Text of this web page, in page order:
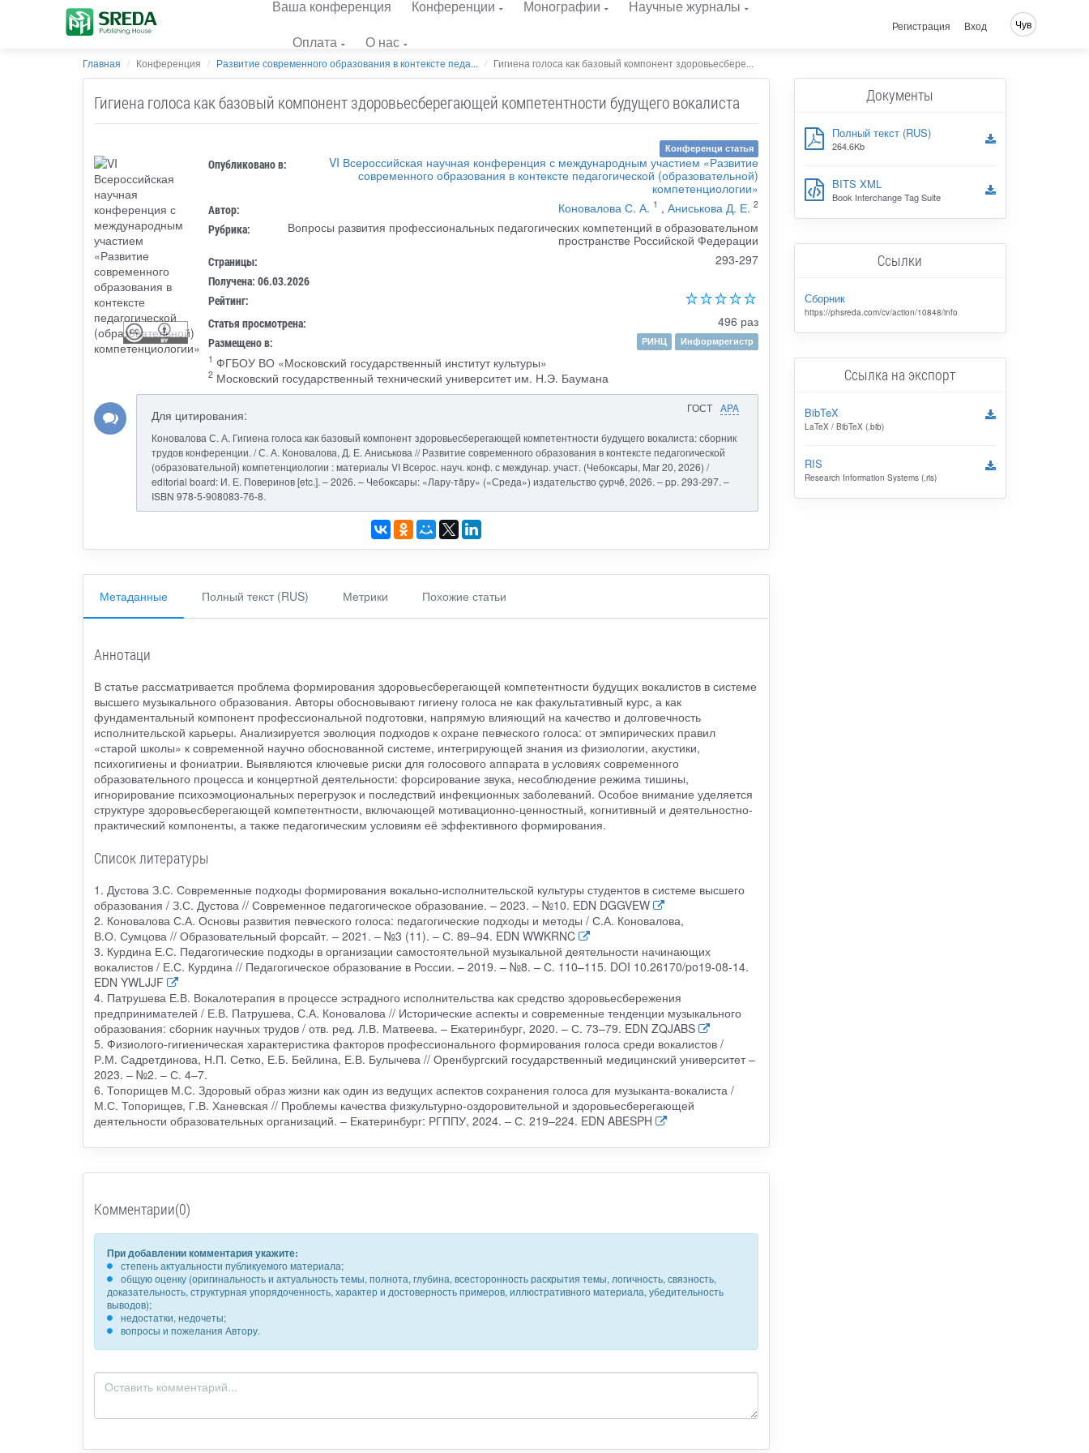
Ваша конференция Конференции Монографии
Научные журналы
Оплата
О нас
Регистрация Вход Чув
Главная Конференция Развитие современного образования в контексте педа... Гигиена голоса как базовый компонент здоровьесбере...
Гигиена голоса как базовый компонент здоровьесберегающей компетентности будущего вокалиста
Конференци статья
Опубликовано в:
VI Всероссийская научная конференция с международным участием «Развитие
современного образования в контексте педагогической (образовательной)
компетенциологии»
Автор: Коновалова С. А. 1 , Аниськова Д. Е. 2
Рубрика:
Вопросы развития профессиональных педагогических компетенций в образовательном
пространстве Российской Федерации
Страницы: 293-297
Получена: 06.03.2026
Рейтинг:
Статья просмотрена:
496 раз
Размещено в: РИНЦ
Информрегистр
1 ФГБОУ ВО «Московский государственный институт культуры»
2 Московский государственный технический университет им. Н.Э. Баумана
ГОСТ APA
Для цитирования:
Коновалова С. А. Гигиена голоса как базовый компонент здоровьесберегающей компетентности будущего вокалиста: сборник
трудов конференции. / С. А. Коновалова, Д. Е. Аниськова // Развитие современного образования в контексте педагогической
(образовательной) компетенциологии : материалы VI Всерос. науч. конф. с междунар. участ. (Чебоксары, Mar 20, 2026) /
editorial board: И. Е. Поверинов [etc.]. – 2026. – Чебоксары: «Лару-тăру» («Среда») издательство çурчě, 2026. – pp. 293-297. –
ISBN 978-5-908083-76-8.
Метаданные Полный текст (RUS) Метрики Похожие статьи
Аннотаци
В статье рассматривается проблема формирования здоровьесберегающей компетентности будущих вокалистов в системе
высшего музыкального образования. Авторы обосновывают гигиену голоса не как факультативный курс, а как
фундаментальный компонент профессиональной подготовки, напрямую влияющий на качество и долговечность
исполнительской карьеры. Анализируется эволюция подходов к охране певческого голоса: от эмпирических правил
«старой школы» к современной научно обоснованной системе, интегрирующей знания из физиологии, акустики,
психогигиены и фониатрии. Выявляются ключевые риски для голосового аппарата в условиях современного
образовательного процесса и концертной деятельности: форсирование звука, несоблюдение режима тишины,
игнорирование психоэмоциональных перегрузок и последствий инфекционных заболеваний. Особое внимание уделяется
структуре здоровьесберегающей компетентности, включающей мотивационно-ценностный, когнитивный и деятельностно-
практический компоненты, а также педагогическим условиям её эффективного формирования.
Список литературы
1. Дустова З.С. Современные подходы формирования вокально-исполнительской культуры студентов в системе высшего
образования / З.С. Дустова // Современное педагогическое образование. – 2023. – №10. EDN DGGVEW
2. Коновалова С.А. Основы развития певческого голоса: педагогические подходы и методы / С.А. Коновалова,
В.О. Сумцова // Образовательный форсайт. – 2021. – №3 (11). – С. 89–94. EDN WWKRNC
3. Курдина Е.С. Педагогические подходы в организации самостоятельной музыкальной деятельности начинающих
вокалистов / Е.С. Курдина // Педагогическое образование в России. – 2019. – №8. – С. 110–115. DOI 10.26170/po19-08-14.
EDN YWLJJF
4. Патрушева Е.В. Вокалотерапия в процессе эстрадного исполнительства как средство здоровьесбережения
предпринимателей / Е.В. Патрушева, С.А. Коновалова // Исторические аспекты и современные тенденции музыкального
образования: сборник научных трудов / отв. ред. Л.В. Матвеева. – Екатеринбург, 2020. – С. 73–79. EDN ZQJABS
5. Физиолого-гигиеническая характеристика факторов профессионального формирования голоса среди вокалистов /
Р.М. Садретдинова, Н.П. Сетко, Е.Б. Бейлина, Е.В. Булычева // Оренбургский государственный медицинский университет –
2023. – №2. – С. 4–7.
6. Топорищев М.С. Здоровый образ жизни как один из ведущих аспектов сохранения голоса для музыканта-вокалиста /
М.С. Топорищев, Г.В. Ханевская // Проблемы качества физкультурно-оздоровительной и здоровьесберегающей
деятельности образовательных организаций. – Екатеринбург: РГППУ, 2024. – С. 219–224. EDN ABESPH
Комментарии(0)
При добавлении комментария укажите:
степень актуальности публикуемого материала;
общую оценку (оригинальность и актуальность темы, полнота, глубина, всесторонность раскрытия темы, логичность, связность,
доказательность, структурная упорядоченность, характер и достоверность примеров, иллюстративного материала, убедительность
выводов);
недостатки, недочеты;
вопросы и пожелания Автору.
Документы
Полный текст (RUS)
264.6Kb
BITS XML
Book Interchange Tag Suite
Ссылки
Сборник
https://phsreda.com/cv/action/10848/info
Ссылка на экспорт
BibTeX
LaTeX / BibTeX (.bib)
RIS
Research Information Systems (.ris)